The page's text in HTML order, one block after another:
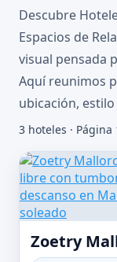
Descubre
Espacios de
visual pensada
Aquí reunimos
ubicación,
3 hoteles · Página
Zoetry